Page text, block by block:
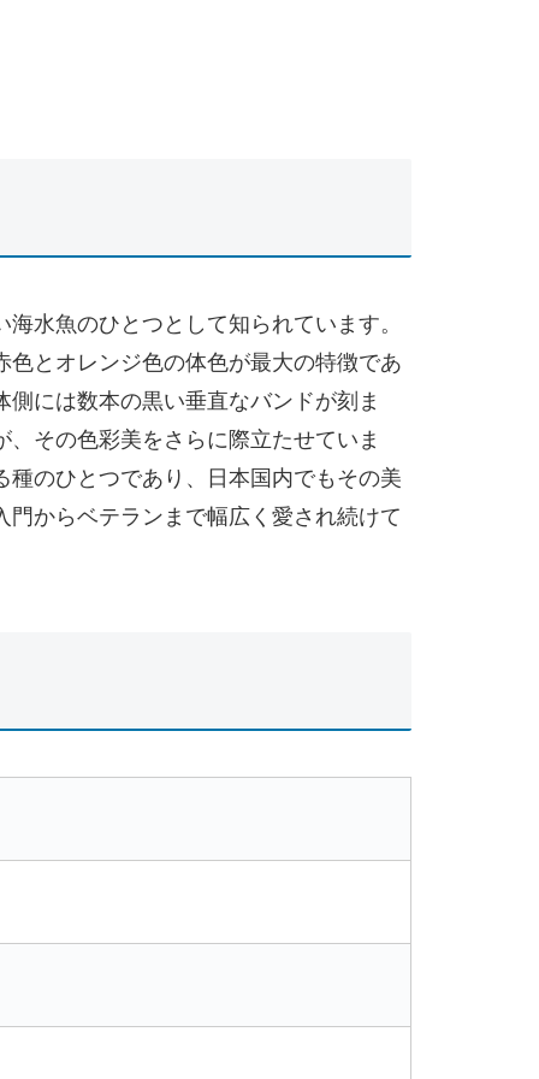
水魚のひとつとして知られています。
とオレンジ色の体色が最大の特徴であ
には数本の黒い垂直なバンドが刻ま
その色彩美をさらに際立たせていま
のひとつであり、日本国内でもその美
からベテランまで幅広く愛され続けて